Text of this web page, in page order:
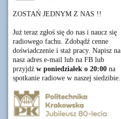
ZOSTAŃ JEDNYM Z NAS !!
Już teraz zgłoś się do nas i naucz się
radiowego fachu. Zdobądź cenne
doświadczenie i staż pracy. Napisz na
nasz adres e-mail lub na FB lub
przyjdź w poniedziałek o 20:00 na
spotkanie radiowe w naszej siedzibie.